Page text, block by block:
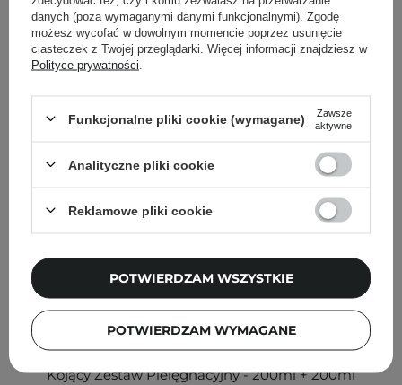
Inni klienci sprawdzali również
Round Lab - 1025 Dokdo Toner + Lotion - Nawilżająco-
Kojący Zestaw Pielęgnacyjny - 200ml + 200ml
danych (poza wymaganymi danymi funkcjonalnymi). Zgodę
możesz wycofać w dowolnym momencie poprzez usunięcie
ciasteczek z Twojej przeglądarki. Więcej informacji znajdziesz w
Polityce prywatności
Funkcjonalne pliki cookie (wymagane)
Zawsze
aktywne
Analityczne pliki cookie
Reklamowe pliki cookie
POTWIERDZAM WYMAGANE
POTWIERDZAM WSZYSTKIE